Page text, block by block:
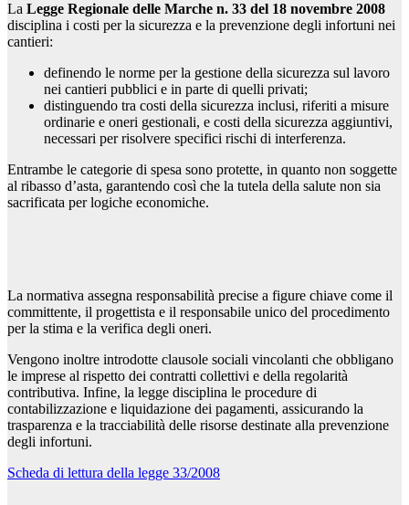
La Legge Regionale delle Marche n. 33 del 18 novembre 2008
disciplina i costi per la sicurezza e la prevenzione degli infortuni nei
cantieri:
definendo le norme per la gestione della sicurezza sul lavoro
nei cantieri pubblici e in parte di quelli privati;
distinguendo tra costi della sicurezza inclusi, riferiti a misure
ordinarie e oneri gestionali, e costi della sicurezza aggiuntivi,
necessari per risolvere specifici rischi di interferenza.
Entrambe le categorie di spesa sono protette, in quanto non soggette
al ribasso d’asta, garantendo così che la tutela della salute non sia
sacrificata per logiche economiche.
La normativa assegna responsabilità precise a figure chiave come il
committente, il progettista e il responsabile unico del procedimento
per la stima e la verifica degli oneri.
Vengono inoltre introdotte clausole sociali vincolanti che obbligano
le imprese al rispetto dei contratti collettivi e della regolarità
contributiva. Infine, la legge disciplina le procedure di
contabilizzazione e liquidazione dei pagamenti, assicurando la
trasparenza e la tracciabilità delle risorse destinate alla prevenzione
degli infortuni.
Scheda di lettura della legge 33/2008